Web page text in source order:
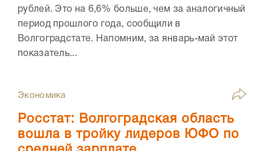
рублей. Это на 6,6% больше, чем за аналогичный
период прошлого года, сообщили в
Волгоградстате. Напомним, за январь-май этот
показатель...
Экономика
Росстат: Волгоградская область
вошла в тройку лидеров ЮФО по